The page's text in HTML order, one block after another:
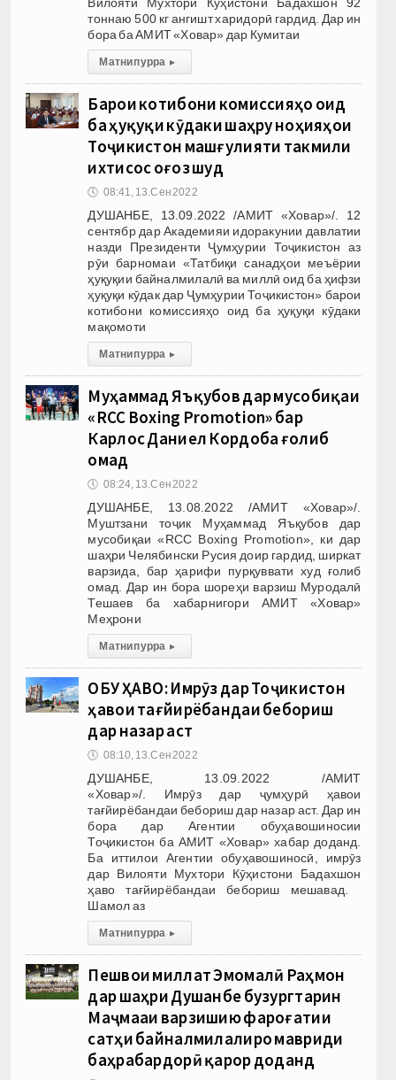
тоннаю 500 кг ангишт харидорӣ гардид. Дар ин
бора ба АМИТ «Ховар» дар Кумитаи
Матни пурра ▸
Барои котибони комиссияҳо оид
ба ҳуқуқи кӯдаки шаҳру ноҳияҳои
Тоҷикистон машғулияти такмили
ихтисос оғоз шуд
🕔 08:41, 13.Сен 2022
ДУШАНБЕ, 13.09.2022 /АМИТ «Ховар»/. 12
сентябр дар Академияи идоракунии давлатии
назди Президенти Ҷумҳурии Тоҷикистон аз
рӯи барномаи «Татбиқи санадҳои меъёрии
ҳуқуқии байналмилалӣ ва миллӣ оид ба ҳифзи
ҳуқуқи кӯдак дар Ҷумҳурии Тоҷикистон» барои
котибони комиссияҳо оид ба ҳуқуқи кӯдаки
мақомоти
Матни пурра ▸
Муҳаммад Яъқубов дар мусобиқаи
«RCC Boxing Promotion» бар
Карлос Даниел Кордоба ғолиб
омад
🕔 08:24, 13.Сен 2022
ДУШАНБЕ, 13.08.2022 /АМИТ «Ховар»/.
Муштзани тоҷик Муҳаммад Яъқубов дар
мусобиқаи «RCC Boxing Promotion», ки дар
шаҳри Челябински Русия доир гардид, ширкат
варзида, бар ҳарифи пурқуввати худ ғолиб
омад. Дар ин бора шореҳи варзиш Муродалӣ
Тешаев ба хабарнигори АМИТ «Ховар»
Меҳрони
Матни пурра ▸
ОБУ ҲАВО: Имрӯз дар Тоҷикистон
ҳавои тағйирёбандаи бебориш
дар назар аст
🕔 08:10, 13.Сен 2022
ДУШАНБЕ, 13.09.2022 /АМИТ
«Ховар»/. Имрӯз дар ҷумҳурӣ ҳавои
тағйирёбандаи бебориш дар назар аст. Дар ин
бора дар Агентии обуҳавошиносии
Тоҷикистон ба АМИТ «Ховар» хабар доданд.
Ба иттилои Агентии обуҳавошиносӣ, имрӯз
дар Вилояти Мухтори Кӯҳистони Бадахшон
ҳаво тағйирёбандаи бебориш мешавад.
Шамол аз
Матни пурра ▸
Пешвои миллат Эмомалӣ Раҳмон
дар шаҳри Душанбе бузургтарин
Маҷмааи варзишию фароғатии
сатҳи байналмилалиро мавриди
баҳрабардорӣ қарор доданд